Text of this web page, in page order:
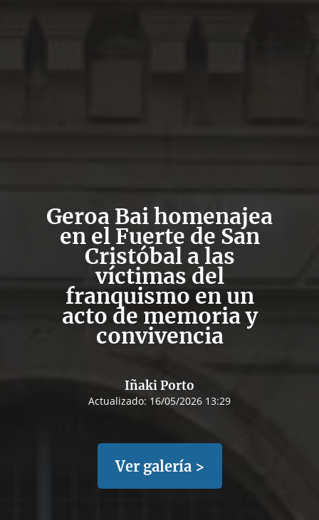
Geroa Bai homenajea
en el Fuerte de San
Cristóbal a las
víctimas del
franquismo en un
acto de memoria y
convivencia
Iñaki Porto
Actualizado: 16/05/2026 13:29
Ver galería >